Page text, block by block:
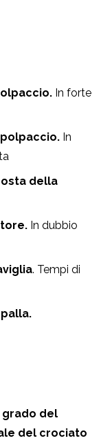
In forte
polpaccio. In
della
In dubbio
. Tempi di
grado del
del crociato